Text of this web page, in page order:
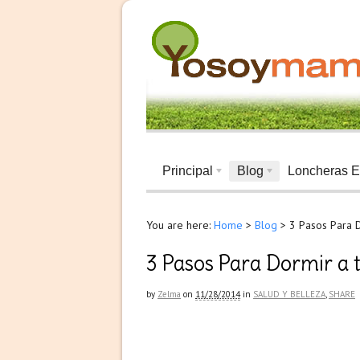
Principal Blog Loncheras
You are here: Home > Blog > 3 Pasos Para
3 Pasos Para Dormir
by Zelma on 11/28/2014 in SALUD Y BELLEZA, SHARE